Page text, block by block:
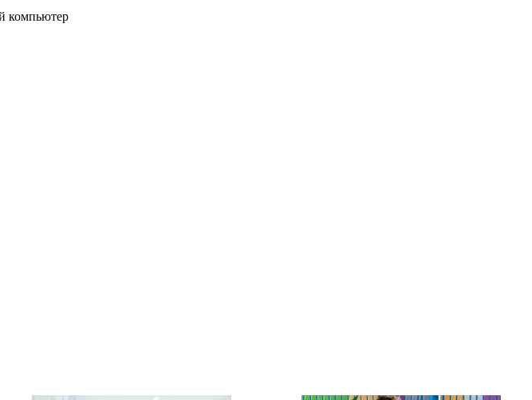
компьютер